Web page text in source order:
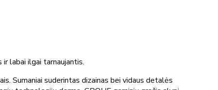
labai ilgai tarnaujantis.
Sumaniai suderintas dizainas bei vidaus detalės